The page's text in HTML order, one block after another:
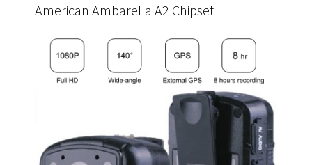
American Ambarella A2 Chipset